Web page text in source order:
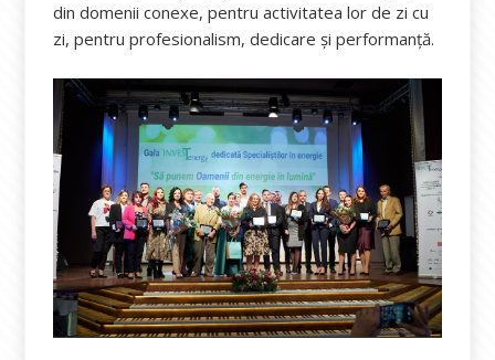
din domenii conexe, pentru activitatea lor de zi cu
zi, pentru profesionalism, dedicare și performanță.